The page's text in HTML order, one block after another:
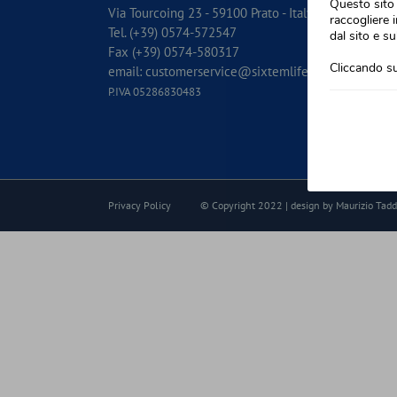
Via Tourcoing 23 - 59100 Prato - Italy
Tel. (+39) 0574-572547
Fax (+39) 0574-580317
email: customerservice@sixtemlife.it
P.IVA 05286830483
Il
Privacy Policy © Copyright 2022 | design by Maurizio
Questo sito
raccogliere
dal sito e
Cliccando